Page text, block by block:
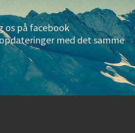
os på facebook
med det samme